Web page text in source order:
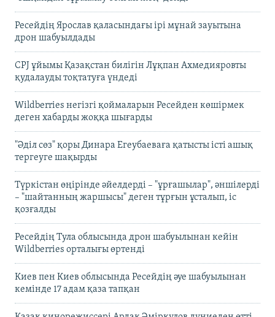
Ресейдің Ярослав қаласындағы ірі мұнай зауытына
дрон шабуылдады
CPJ ұйымы Қазақстан билігін Лұқпан Ахмедияровты
қудалауды тоқтатуға үндеді
Wildberries негізгі қоймаларын Ресейден көшірмек
деген хабарды жоққа шығарды
"Әділ сөз" қоры Динара Егеубаеваға қатысты істі ашық
тергеуге шақырды
Түркістан өңірінде әйелдерді – "ұрғашылар", әншілерді
– "шайтанның жаршысы" деген тұрғын ұсталып, іс
қозғалды
Ресейдің Тула облысында дрон шабуылынан кейін
Wildberries орталығы өртенді
Киев пен Киев облысында Ресейдің әуе шабуылынан
кемінде 17 адам қаза тапқан